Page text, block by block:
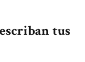
tus